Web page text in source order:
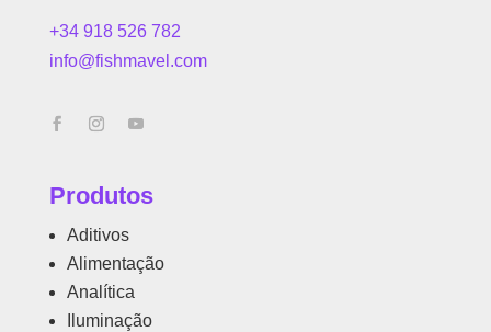
+34 918 526 782
info@fishmavel.com
Produtos
Aditivos
Alimentação
Analítica
Iluminação